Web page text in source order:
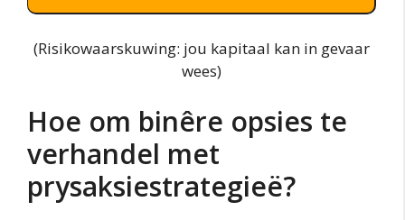
(Risikowaarskuwing: jou kapitaal kan in gevaar
wees)
Hoe om binêre opsies te
verhandel met
prysaksiestrategieë?